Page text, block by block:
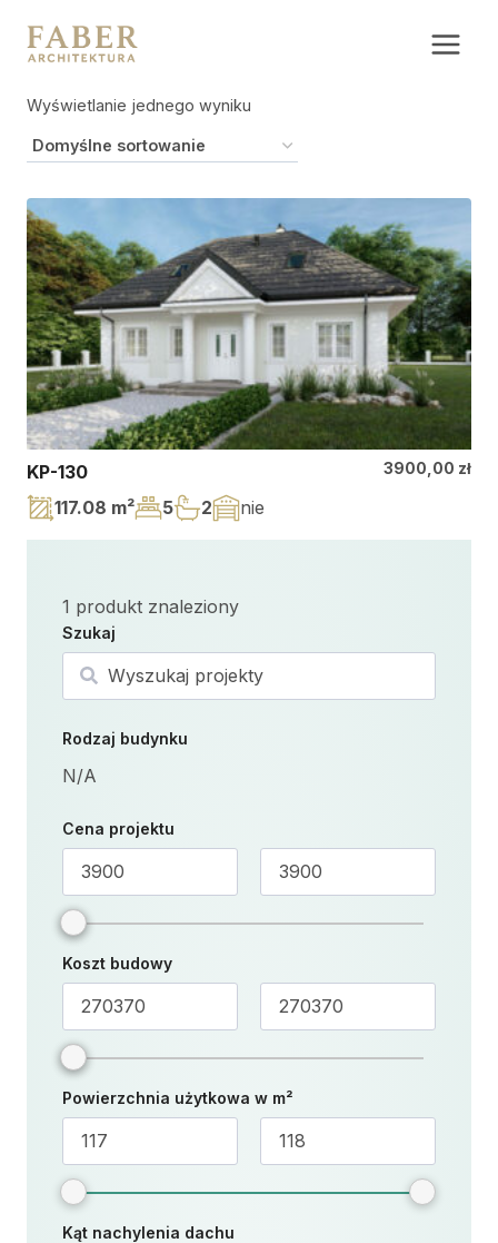
treści
Wyświetlanie jednego wyniku
KP-130 3900,00 zł
117.08 m² 5 2 nie
1 produkt znaleziony
Szukaj
Szukaj
Rodzaj budynku
N/A
Cena projektu
Koszt budowy
Powierzchnia użytkowa w m²
Kąt nachylenia dachu